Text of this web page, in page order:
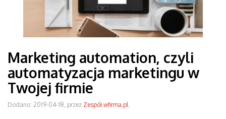
Marketing automation, czyli
automatyzacja marketingu w
Twojej firmie
Dodano: 2019-04-18, przez Zespół wfirma.pl